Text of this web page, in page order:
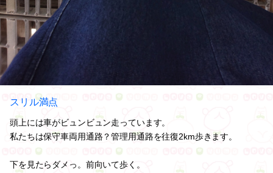
スリル満点
頭上には車がビュンビュン走っています。
私たちは保守車両用通路？管理用通路を往復2km歩きます。
下を見たらダメっ。前向いて歩く。